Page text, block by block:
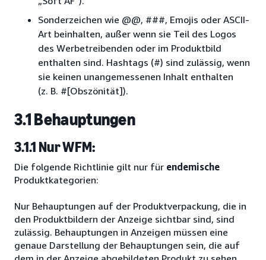
Sonderzeichen wie @@, ###, Emojis oder ASCII-
Art beinhalten, außer wenn sie Teil des Logos
des Werbetreibenden oder im Produktbild
enthalten sind. Hashtags (#) sind zulässig, wenn
sie keinen unangemessenen Inhalt enthalten
(z. B. #[Obszönität]).
3.1 Behauptungen
3.1.1 Nur WFM:
Die folgende Richtlinie gilt nur für endemische
Produktkategorien:
Nur Behauptungen auf der Produktverpackung, die in
den Produktbildern der Anzeige sichtbar sind, sind
zulässig. Behauptungen in Anzeigen müssen eine
genaue Darstellung der Behauptungen sein, die auf